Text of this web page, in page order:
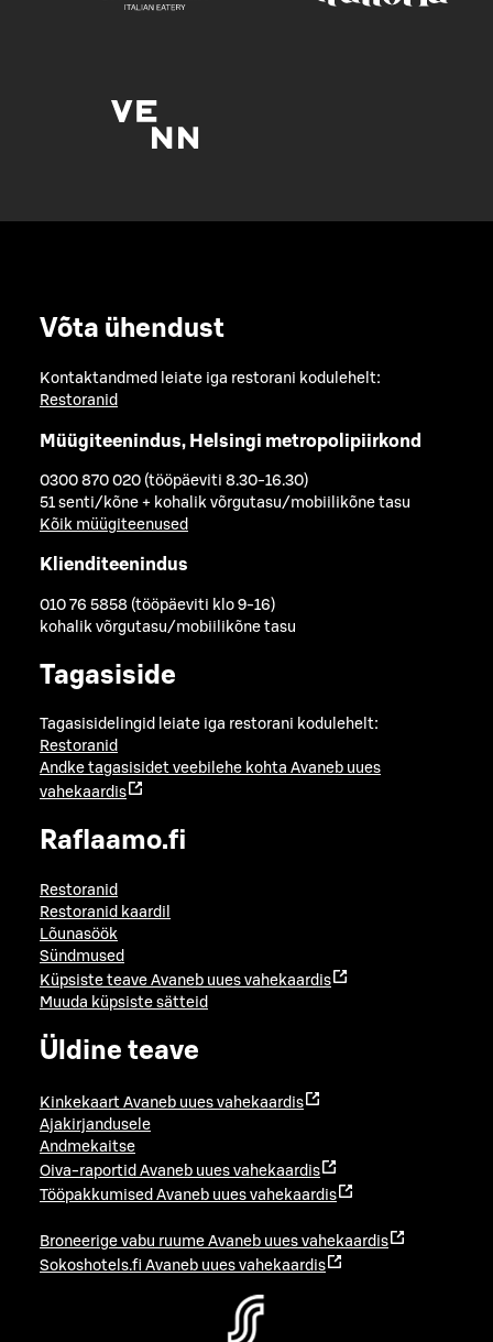
Võta ühendust
Kontaktandmed leiate iga restorani kodulehelt:
Restoranid
Müügiteenindus, Helsingi metropolipiirkond
0300 870 020 (tööpäeviti 8.30-16.30)
51 senti/kõne + kohalik võrgutasu/mobiilikõne tasu
Kõik müügiteenused
Klienditeenindus
010 76 5858 (tööpäeviti klo 9-16)
kohalik võrgutasu/mobiilikõne tasu
Tagasiside
Tagasisidelingid leiate iga restorani kodulehelt:
Restoranid
Andke tagasisidet veebilehe kohta Avaneb uues
vahekaardis
Raflaamo.fi
Restoranid
Restoranid kaardil
Lõunasöök
Sündmused
Küpsiste teave Avaneb uues vahekaardis
Muuda küpsiste sätteid
Üldine teave
Kinkekaart Avaneb uues vahekaardis
Ajakirjandusele
Andmekaitse
Oiva-raportid Avaneb uues vahekaardis
Tööpakkumised Avaneb uues vahekaardis
Broneerige vabu ruume Avaneb uues vahekaardis
Sokoshotels.fi Avaneb uues vahekaardis